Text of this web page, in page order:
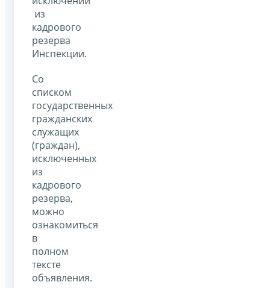
из
кадрового
резерва
Инспекции.
Со
списком
государственных
гражданских
служащих
(граждан),
исключенных
из
кадрового
резерва,
можно
ознакомиться
в
полном
тексте
объявления.